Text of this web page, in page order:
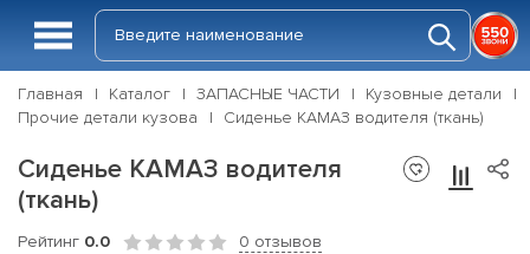
Главная Каталог ЗАПАСНЫЕ ЧАСТИ
Кузовные детали
Прочие детали кузова
Сиденье КАМАЗ водителя (ткань)
Сиденье КАМАЗ водителя
(ткань)
Рейтинг 0.0 0 отзывов